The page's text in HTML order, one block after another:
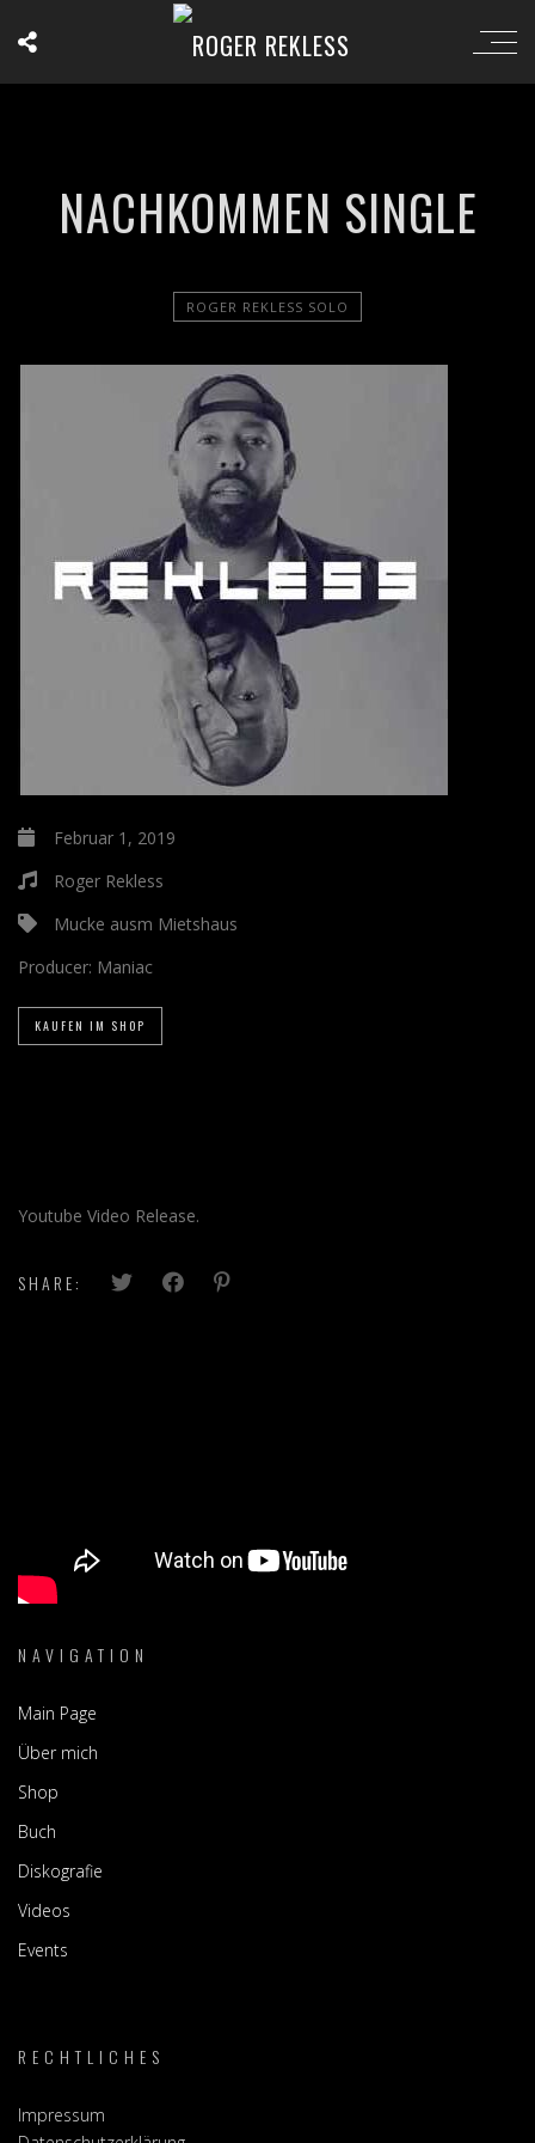
NACHKOMMEN SINGLE
ROGER REKLESS SOLO
Februar 1, 2019
Roger Rekless
Mucke ausm Mietshaus
Producer: Maniac
KAUFEN IM SHOP
Youtube Video Release.
SHARE:
NAVIGATION
Main Page
Über mich
Shop
Buch
Diskografie
Videos
Events
RECHTLICHES
Impressum